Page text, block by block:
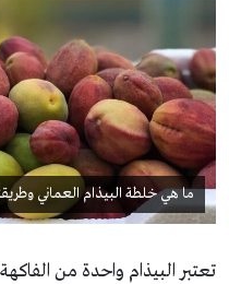
ما هي خلطة البيذام العماني
تعتبر البيذام واحدة من